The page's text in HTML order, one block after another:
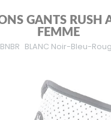
GANTS RUSH
FEMME
BLANC Noir-Bleu-